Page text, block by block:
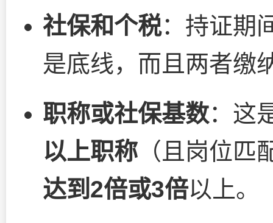
社保和个税：持证期
是底线，而且两者缴
职称或社保基数：这
以上职称（且岗位匹
达到2倍或3倍以上。